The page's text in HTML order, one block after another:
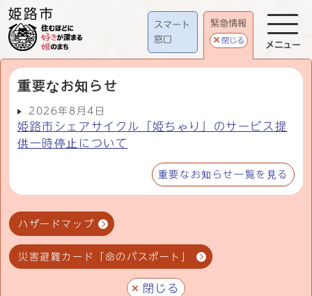
スマート
窓口
緊急情報
閉じる
重要なお知らせ
2026年8月4日
姫路市シェアサイクル「姫ちゃり」のサービス提
供一時停止について
重要なお知らせ一覧を見る
ハザードマップ
災害避難カード「命のパスポート」
閉じる
メニュー